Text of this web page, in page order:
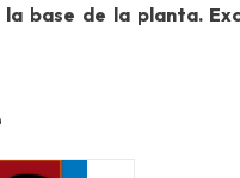
base de la planta.